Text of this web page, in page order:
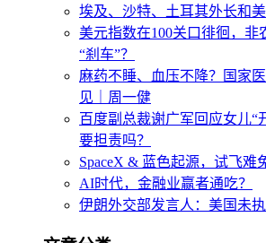
埃及、沙特、土耳其外长和
美元指数在100关口徘徊，非
“刹车”？
麻药不睡、血压不降？国家
见｜周一健
百度副总裁谢广军回应女儿“
要担责吗？
SpaceX & 蓝色起源，试飞难
AI时代，金融业赢者通吃？
伊朗外交部发言人：美国未